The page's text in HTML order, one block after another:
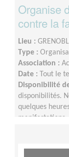
Organise
contre la
Lieu :
Type :
Association :
Date :
Tout le
Disponibilité
disponibilités.
quelques
manifestations.